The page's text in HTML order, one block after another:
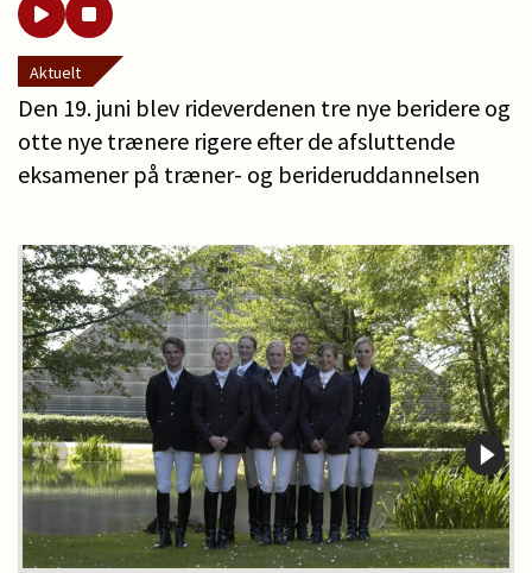
Aktuelt
Den 19. juni blev rideverdenen tre nye beridere og
otte nye trænere rigere efter de afsluttende
eksamener på træner- og berideruddannelsen